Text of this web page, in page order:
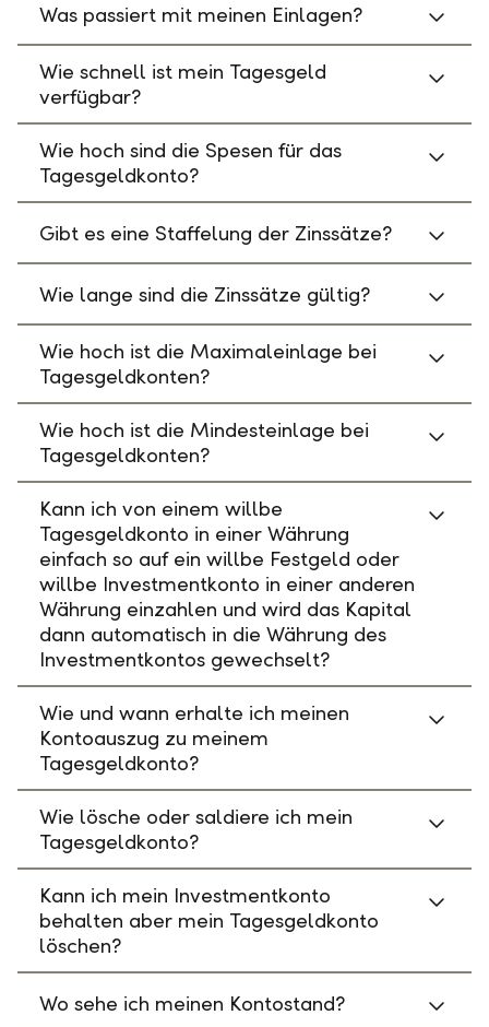
Was passiert mit meinen Einlagen?
Wie schnell ist mein Tagesgeld
verfügbar?
Wie hoch sind die Spesen für das
Tagesgeldkonto?
Gibt es eine Staffelung der Zinssätze?
Wie lange sind die Zinssätze gültig?
Wie hoch ist die Maximaleinlage bei
Tagesgeldkonten?
Wie hoch ist die Mindesteinlage bei
Tagesgeldkonten?
Kann ich von einem willbe
Tagesgeldkonto in einer Währung
einfach so auf ein willbe Festgeld oder
willbe Investmentkonto in einer anderen
Währung einzahlen und wird das Kapital
dann automatisch in die Währung des
Investmentkontos gewechselt?
Wie und wann erhalte ich meinen
Kontoauszug zu meinem
Tagesgeldkonto?
Wie lösche oder saldiere ich mein
Tagesgeldkonto?
Kann ich mein Investmentkonto
behalten aber mein Tagesgeldkonto
löschen?
Wo sehe ich meinen Kontostand?